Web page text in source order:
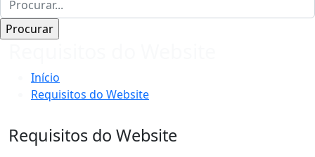
Início
Requisitos do Website
Requisitos do Website